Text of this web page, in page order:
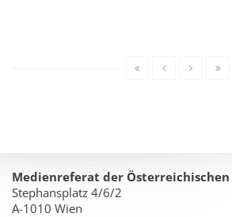
Medienreferat der Österreichischen
Stephansplatz 4/6/2
A-1010 Wien